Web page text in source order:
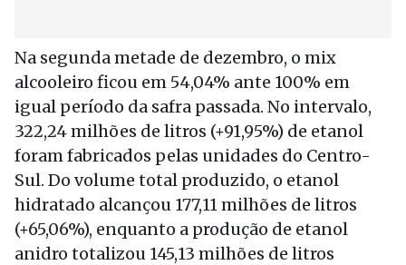
Na segunda metade de dezembro, o mix
alcooleiro ficou em 54,04% ante 100% em
igual período da safra passada. No intervalo,
322,24 milhões de litros (+91,95%) de etanol
foram fabricados pelas unidades do Centro-
Sul. Do volume total produzido, o etanol
hidratado alcançou 177,11 milhões de litros
(+65,06%), enquanto a produção de etanol
anidro totalizou 145,13 milhões de litros